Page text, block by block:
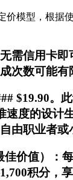
价模型，根据
需信用卡即
次数可能有
$19.90。
速度的设计
由职业者或
价值）：每
积分，